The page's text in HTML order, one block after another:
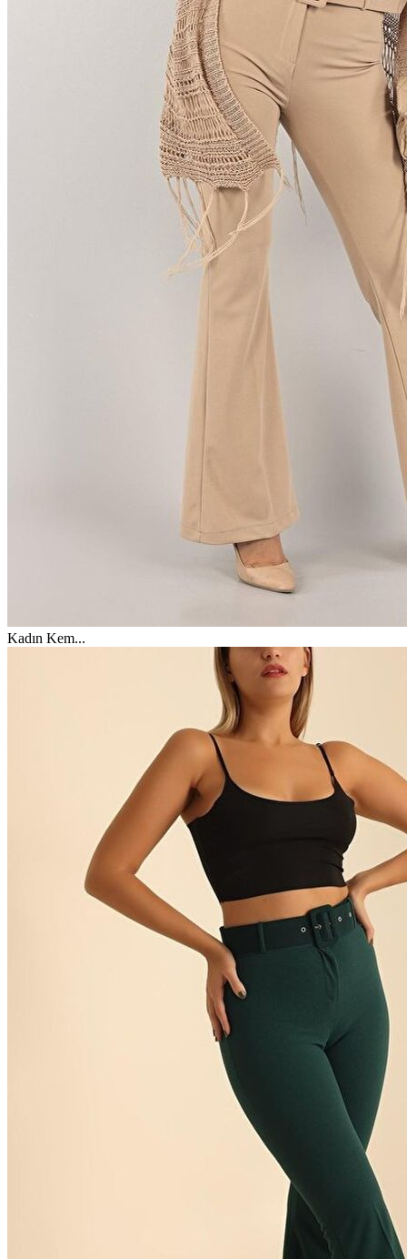
Kadın Kem...